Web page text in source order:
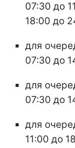
07:30 до
18:00 до
для
07:30 до
для
07:30 до
для
11:00 до